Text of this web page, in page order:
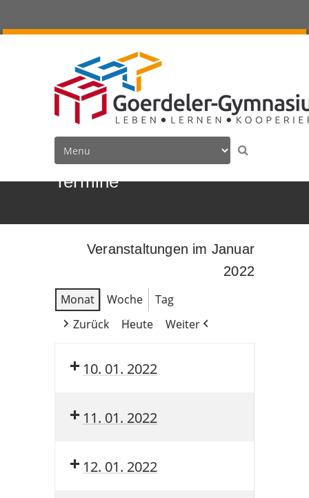
Termine
Veranstaltungen im Januar
2022
Monat
Woche
Tag
Zurück
Heute Weiter
10. 01. 2022
11. 01. 2022
12. 01. 2022